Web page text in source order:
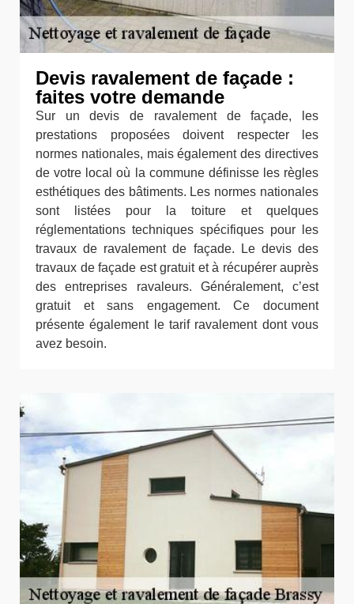
Devis ravalement de façade :
faites votre demande
Sur un devis de ravalement de façade, les
prestations proposées doivent respecter les
normes nationales, mais également des directives
de votre local où la commune définisse les règles
esthétiques des bâtiments. Les normes nationales
sont listées pour la toiture et quelques
réglementations techniques spécifiques pour les
travaux de ravalement de façade. Le devis des
travaux de façade est gratuit et à récupérer auprès
des entreprises ravaleurs. Généralement, c’est
gratuit et sans engagement. Ce document
présente également le tarif ravalement dont vous
avez besoin.